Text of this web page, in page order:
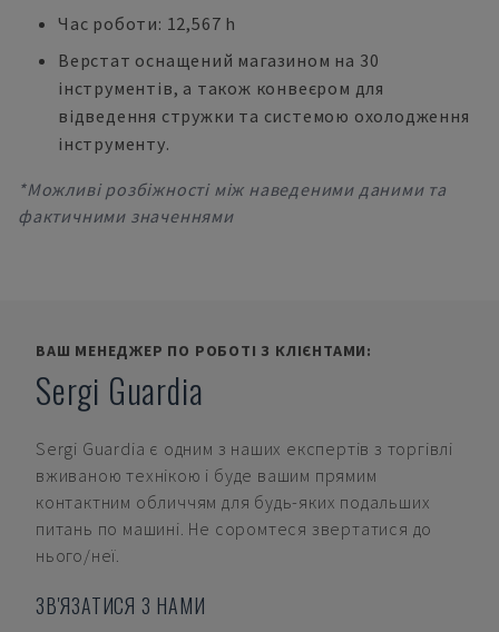
Час роботи: 12,567 h
Верстат оснащений магазином на 30
інструментів, а також конвеєром для
відведення стружки та системою охолодження
інструменту.
*Можливі розбіжності між наведеними даними та
фактичними значеннями
ВАШ МЕНЕДЖЕР ПО РОБОТІ З КЛІЄНТАМИ:
Sergi Guardia
Sergi Guardia є одним з наших експертів з торгівлі
вживаною технікою і буде вашим прямим
контактним обличчям для будь-яких подальших
питань по машині. Не соромтеся звертатися до
нього/неї.
ЗВ'ЯЗАТИСЯ З НАМИ